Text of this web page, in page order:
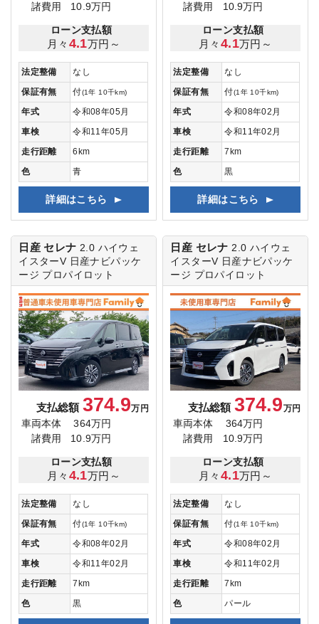
諸費用
10.9万円
ローン支払額
月々 4.1万円～
法定整備
なし
保証有無
付(1年 10千km)
年式
令和08年05月
車検
令和11年05月
走行距離
6km
色
青
詳細はこちら
諸費用
10.9万円
ローン支払額
月々 4.1万円～
法定整備
なし
保証有無
付(1年 10千km)
年式
令和08年02月
車検
令和11年02月
走行距離
7km
色
黒
詳細はこちら
日産 セレナ 2.0 ハイウェ
イスターV 日産ナビパッケ
ージ プロパイロット
支払総額 374.9万円
車両本体
364万円
諸費用
10.9万円
ローン支払額
月々 4.1万円～
法定整備
なし
保証有無
付(1年 10千km)
年式
令和08年02月
車検
令和11年02月
走行距離
7km
色
黒
日産 セレナ 2.0 ハイウェ
イスターV 日産ナビパッケ
ージ プロパイロット
支払総額 374.9万円
車両本体
364万円
諸費用
10.9万円
ローン支払額
月々 4.1万円～
法定整備
なし
保証有無
付(1年 10千km)
年式
令和08年02月
車検
令和11年02月
走行距離
7km
色
パール